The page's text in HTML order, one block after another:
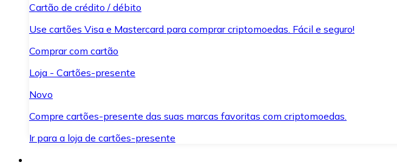
Cartão de crédito / débito
Use cartões Visa e Mastercard para comprar criptomoedas. Fácil e seguro!
Comprar com cartão
Loja - Cartões-presente
Novo
Compre cartões-presente das suas marcas favoritas com criptomoedas.
Ir para a loja de cartões-presente